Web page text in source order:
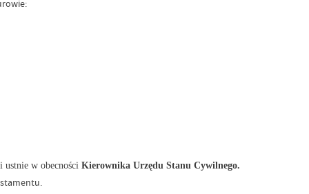
ustnie w obecności Kierownika Urzędu Stanu Cywilnego.